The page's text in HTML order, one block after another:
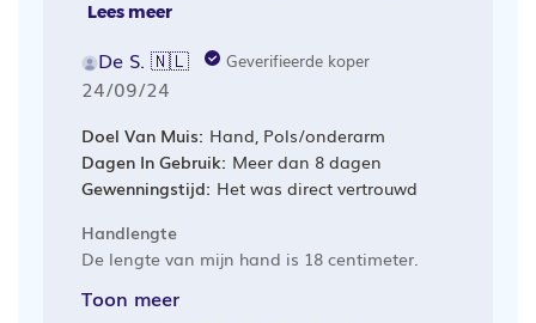
Lees meer
De S. 🇳🇱 Geverifieerde koper
Publicatiedatum
24/09/24
Doel Van Muis: Hand, Pols/onderarm
Dagen In Gebruik: Meer dan 8 dagen
Gewenningstijd: Het was direct vertrouwd
Handlengte
De lengte van mijn hand is 18 centimeter.
Toon meer